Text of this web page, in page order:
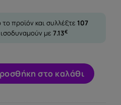
προϊόν και συλλέξτε 107
με 7.13€
Blue Ice ποσότητα
στο καλάθι